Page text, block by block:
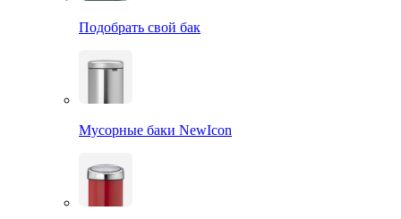
Подобрать свой бак
Мусорные баки NewIcon